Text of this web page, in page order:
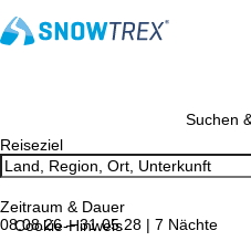
Cookie-Hinweis
Suchen
Reiseziel
Zeitraum & Dauer
08.08.26 – 31.05.28 | 7 Nächte